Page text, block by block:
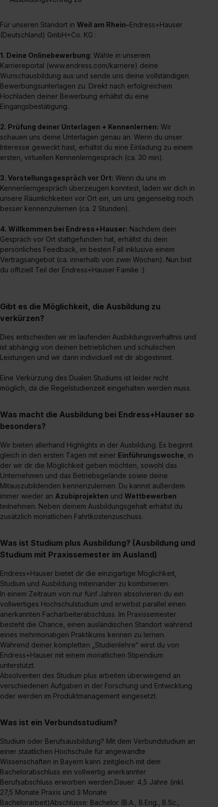
Für unseren Standort in Weil am Rhein-Endress+Hauser
(Deutschland) GmbH+Co. KG :
1. Deine Onlinebewerbung: Wähle in unserem
Karriereportal (www.endress.com/karriere) deine
Wunschausbildung aus und sende uns deine vollständigen
Bewerbungsunterlagen zu. Direkt nach erfolgreichem
Hochladen deiner Bewerbung erhältst du eine
Eingangsbestätigung.
2. Prüfung deiner Unterlagen + Kennenlernen: Wir
schauen uns deine Unterlagen genau an. Wenn du unser
Interesse geweckt hast, erhältst du eine Einladung zu einem
ersten, virtuellen Kennenlerngespräch (ca. 30 min).
3. Vorstellungsgespräch vor Ort: Wenn du uns im
Kennenlerngespräch überzeugen konntest, laden wir dich in
unsere Räumlichkeiten vor Ort ein, um uns gegenseitig noch
besser kennenzulernen (ca. 2 Stunden).
4. Willkommen bei Endress+Hauser: Nachdem dein
Gespräch vor Ort stattgefunden hat, erhältst du dein
persönliches Feedback, im besten Fall inklusive einem
Vertragsangebot (ca. innerhalb von zwei Wochen). Nun bist
du offiziell Teil der Endress+Hauser Familie :)
Gibt es die Möglichkeit, die Ausbildung zu
verkürzen?
Dies entscheiden wir im laufenden Ausbildungsverhältnis und
ist abhängig von deinen betrieblichen und schulischen
Leistungen und wir dann individuell mit dir abgestimmt.
Eine Verkürzung des Dualen Studiums ist leider nicht
möglich, da die Regelstudienzeit eingehalten werden muss.
Was macht die Ausbildung bei Endress+Hauser so
besonders?
Wir bieten allerhand Highlights in der Ausbildung. Es beginnt
gleich in den ersten Tagen mit einer Einführungswoche , in
der wir dir die Möglichkeit geben möchten, sowohl das
Unternehmen und das Betriebsgelände sowie deine
Mitauszubildenden kennenzulernen. Du kannst außerdem
immer wieder an Azubiprojekten und Wettbewerben
teilnehmen. Neben deinem Ausbildungsgehalt erhältst du
zusätzlich monatlichen Fahrtkostenzuschuss.
Was ist Studium plus Ausbildung? (Ausbildung und
Studium mit Praxissemester im Ausland)
Endress+Hauser bietet dir die einzigartige Möglichkeit,
Studium und Ausbildung miteinander zu kombinieren.
In einem Zeitraum von nur fünf Jahren absolvieren du ein
vollwertiges Hochschulstudium und erwirbst parallel einen
anerkannten Facharbeiterabschluss. Im Praxissemester
besteht die Chance, einen ausländischen Standort während
eines mehrmonatigen Praktikums kennen zu lernen.
Während deiner kompletten „Studienlehre“ wirst du von
Endress+Hauser mit einem monatlichen Stipendium
unterstützt.
Absolventen des Studium plus arbeiten überwiegend an
verschiedenen Aufgaben in der Forschung und Entwicklung
oder werden im Produktmanagement eingesetzt.
Was ist ein Verbundsstudium?
Studium oder Berufsausbildung? Mit dem Verbundstudium an
einer staatlichen Hochschule für angewandte
Wissenschaften in Bayern kann zeitgleich mit dem
Bachelorabschluss ein vollwertig anerkannter
Berufsabschluss erworben werden.Dauer: 4,5 Jahre (inkl.
27,5 Monate Praxis und 3 Monate
Bachelorarbeit)Abschlüsse: Bachelor (B.A., B.Eng., B.Sc.,